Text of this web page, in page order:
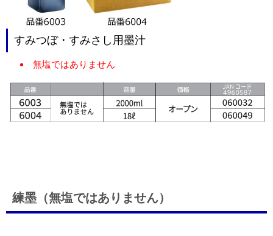
すみつぼ・すみさし用墨汁
無塩ではありません
練墨（無塩ではありません）